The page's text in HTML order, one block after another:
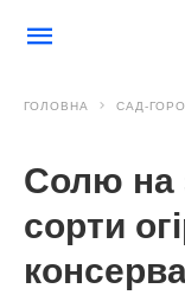
ГОЛОВНА САД-
Солю на
сорти